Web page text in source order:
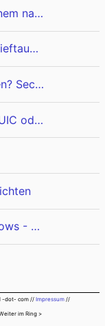
Die Nerd Enzyklopädie 42 - Mit einem nassen Seil ins Internet
Die Nerd Enzyklopädie 19 - Das Brieftauben-Protokoll
Wie kannst du SSH sicherer machen? Security through obscurity?
Was ist HTTP/3 bzw. HTTP over QUIC oder kurz QUIC?
MacOS Finder und die SMB / Windows - Netzwerkfreigaben
-dot- com // Impressum //
im Ring >